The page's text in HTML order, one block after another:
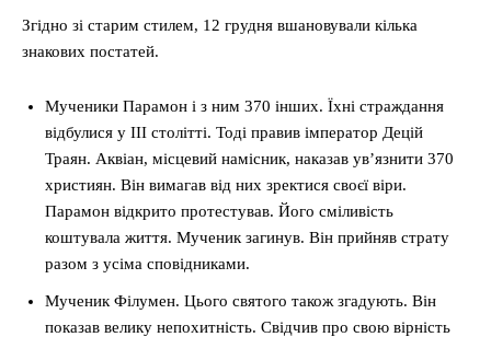
Згідно зі старим стилем, 12 грудня вшановували кілька
знакових постатей.
Мученики Парамон і з ним 370 інших. Їхні страждання
відбулися у III столітті. Тоді правив імператор Децій
Траян. Аквіан, місцевий намісник, наказав ув’язнити 370
християн. Він вимагав від них зректися своєї віри.
Парамон відкрито протестував. Його сміливість
коштувала життя. Мученик загинув. Він прийняв страту
разом з усіма сповідниками.
Мученик Філумен. Цього святого також згадують. Він
показав велику непохитність. Свідчив про свою вірність